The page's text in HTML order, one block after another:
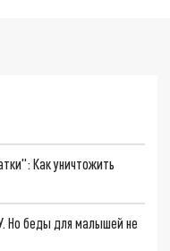
Как уничтожить
Но беды для малышей не